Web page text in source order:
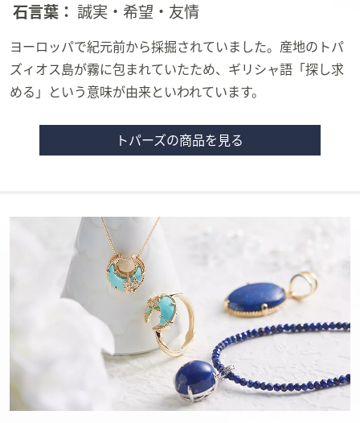
石言葉： 誠実・希望・友情
ヨーロッパで紀元前から採掘されていました。産地のトパ
ズィオス島が霧に包まれていたため、ギリシャ語「探し求
める」という意味が由来といわれています。
トパーズの商品を見る